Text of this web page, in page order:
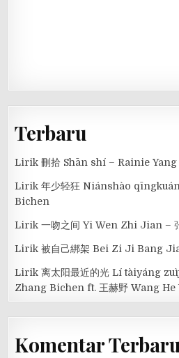
Terbaru
Lirik 刪拾 Shān shí – Rainie Yang
Lirik 年少轻狂 Niánshào
Bichen
Lirik 一吻之间 Yi Wen Zhi Jian –
Lirik 被自己綁架 Bei Zi Ji Bang
Lirik 离太阳最近的光 Lí tàiyáng
Zhang Bichen ft. 王赫野 Wang He
Komentar Terbaru